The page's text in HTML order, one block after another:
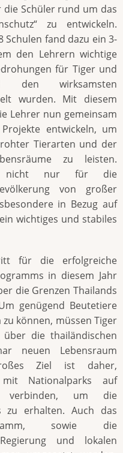
Schüler rund um das
zu entwickeln.
Schulen fand dazu ein 3-
den Lehrern wichtige
für Tiger und
den wirksamsten
wurden. Mit diesem
Lehrer nun gemeinsam
entwickeln, um
Tierarten und der
zu leisten.
nicht nur für die
von großer
in Bezug auf
wichtiges und stabiles
für die erfolgreiche
in diesem Jahr
die Grenzen Thailands
genügend Beutetiere
können, müssen Tiger
die thailändischen
neuen Lebensraum
Ziel ist daher,
Nationalparks auf
verbinden, um die
zu erhalten. Auch das
sowie die
und lokalen